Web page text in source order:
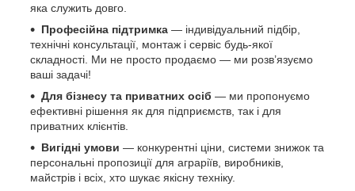
яка служить довго.
Професійна підтримка — індивідуальний підбір,
технічні консультації, монтаж і сервіс будь-якої
складності. Ми не просто продаємо — ми розв’язуємо
ваші задачі!
Для бізнесу та приватних осіб — ми пропонуємо
ефективні рішення як для підприємств, так і для
приватних клієнтів.
Вигідні умови — конкурентні ціни, системи знижок та
персональні пропозиції для аграріїв, виробників,
майстрів і всіх, хто шукає якісну техніку.